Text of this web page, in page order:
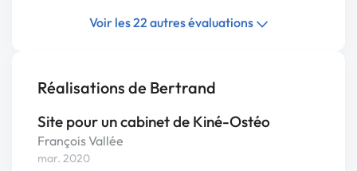
Voir les 22 autres évaluations
Réalisations de Bertrand
Site pour un cabinet de Kiné-Ostéo
François Vallée
mar. 2020